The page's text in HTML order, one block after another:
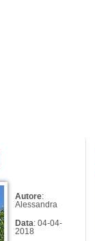
Autore:
Alessandra
Data: 04-04-
2018